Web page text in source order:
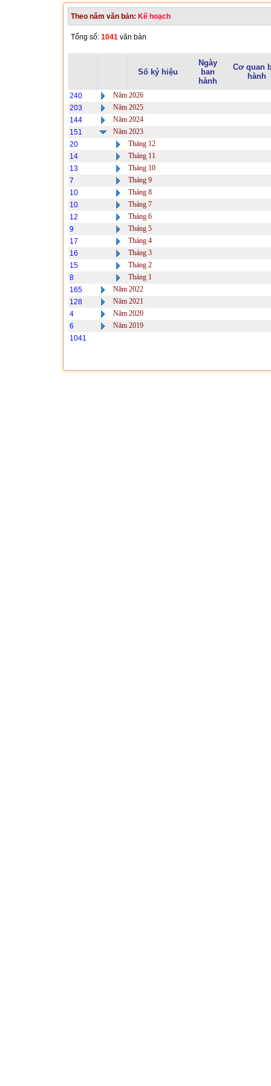
Theo năm văn bản: Kế hoạch
Tổng số: 1041 văn bản
Số ký hiệu
Ngày
ban
hành
Cơ quan
hành
240
Năm 2026
203
Năm 2025
144
Năm 2024
151
Năm 2023
20
Tháng 12
14
Tháng 11
13
Tháng 10
7
Tháng 9
10
Tháng 8
10
Tháng 7
12
Tháng 6
9
Tháng 5
17
Tháng 4
16
Tháng 3
15
Tháng 2
8
Tháng 1
165
Năm 2022
128
Năm 2021
4
Năm 2020
6
Năm 2019
1041